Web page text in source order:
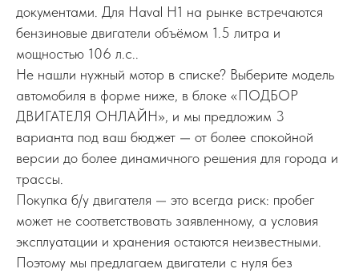
документами. Для Haval H1 на рынке встречаются
бензиновые двигатели объёмом 1.5 литра и
мощностью 106 л.с..
Не нашли нужный мотор в списке? Выберите модель
автомобиля в форме ниже, в блоке «ПОДБОР
ДВИГАТЕЛЯ ОНЛАЙН», и мы предложим 3
варианта под ваш бюджет — от более спокойной
версии до более динамичного решения для города и
трассы.
Покупка б/у двигателя — это всегда риск: пробег
может не соответствовать заявленному, а условия
эксплуатации и хранения остаются неизвестными.
Поэтому мы предлагаем двигатели с нуля без